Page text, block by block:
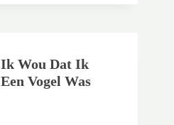
Ik Wou Dat Ik
Een Vogel Was